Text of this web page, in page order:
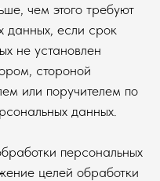
чем этого требуют
данных, если срок
не установлен
стороной
или поручителем по
данных.
персональных
целей обработки